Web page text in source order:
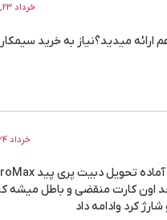
خرداد 23, 1403 در 10:37 ق.ظ
ارائه میدید؟نیاز به خرید
خرداد 24, 1403 در 10:19 ق.ظ
تا ۵ سال بعد اون کارت منقضی و باطل
کرد وادامه داد